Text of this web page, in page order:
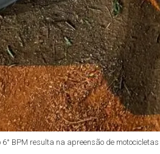
6° BPM resulta na apreensão de